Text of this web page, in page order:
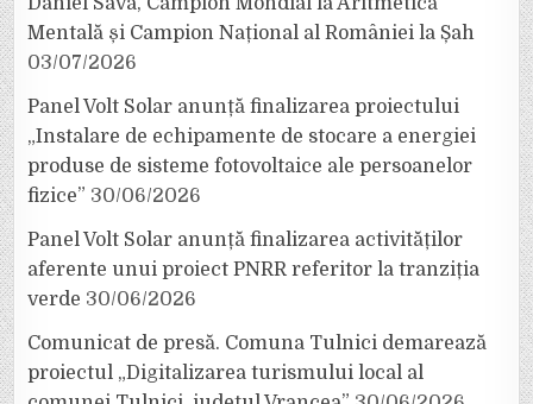
Mentală și Campion Național al României la Șah
03/07/2026
Panel Volt Solar anunță finalizarea proiectului
„Instalare de echipamente de stocare a energiei
produse de sisteme fotovoltaice ale persoanelor
fizice” 30/06/2026
Panel Volt Solar anunță finalizarea activităților
aferente unui proiect PNRR referitor la tranziția
verde 30/06/2026
Comunicat de presă. Comuna Tulnici demarează
proiectul „Digitalizarea turismului local al